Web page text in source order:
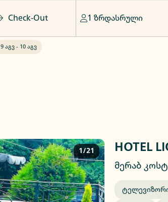
Check-Out
9 აგვ - 10 აგვ
1 ზრდასრული
1/21 HOTEL
მერაბ